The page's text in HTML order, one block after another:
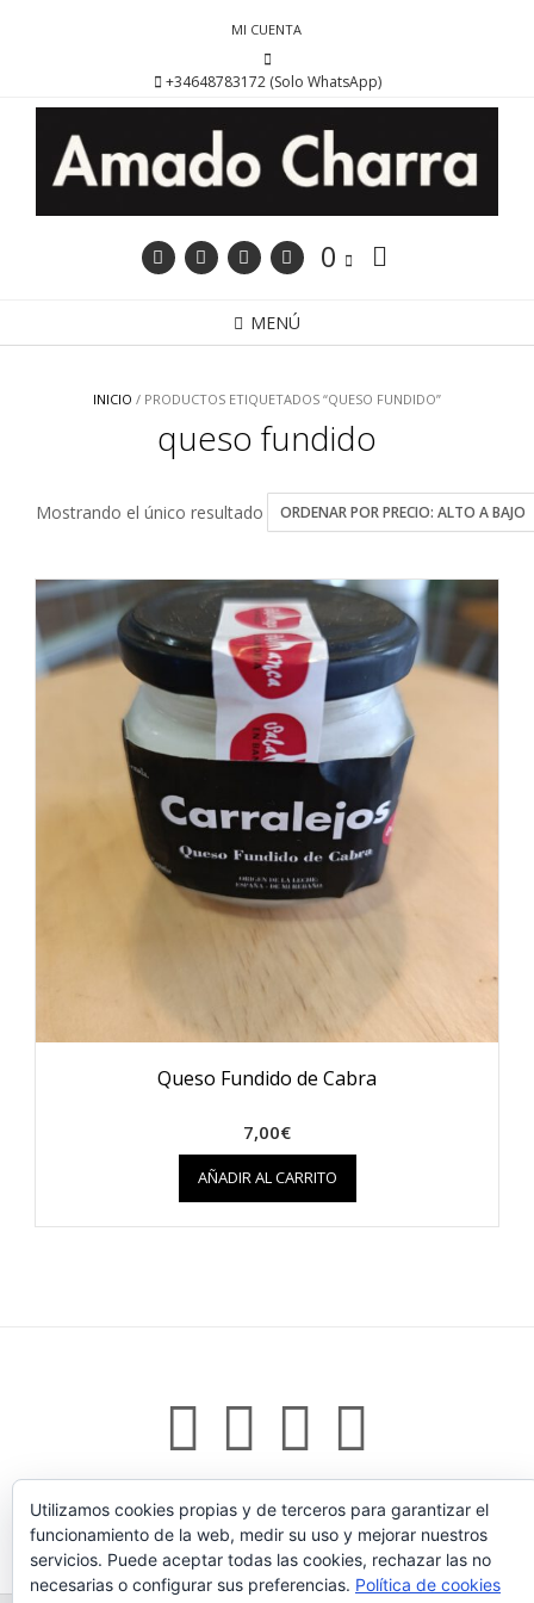
MI CUENTA
+34648783172 (Solo WhatsApp)
0
MENÚ
INICIO / PRODUCTOS ETIQUETADOS “QUESO FUNDIDO”
queso fundido
Mostrando el único resultado
Queso Fundido de Cabra
7,00€
AÑADIR AL CARRITO
Tema: Voguede Kaira
Utilizamos cookies propias y de terceros para garantizar el
funcionamiento de la web, medir su uso y mejorar nuestros
servicios. Puede aceptar todas las cookies, rechazar las no
necesarias o configurar sus preferencias. Política de cookies